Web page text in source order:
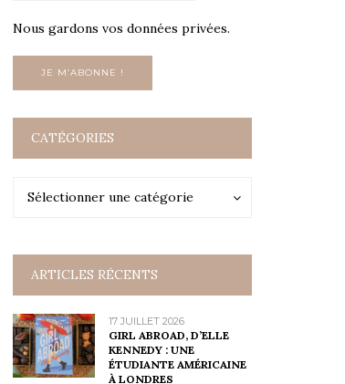
Nous gardons vos données privées.
CATÉGORIES
Sélectionner une catégorie
Catégories
ARTICLES RÉCENTS
17 JUILLET 2026
GIRL ABROAD, D’ELLE
KENNEDY : UNE
ÉTUDIANTE AMÉRICAINE
À LONDRES